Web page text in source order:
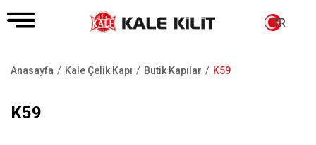
TR
yolu
Anasayfa Kale Çelik Kapı Butik Kapılar K59
K59